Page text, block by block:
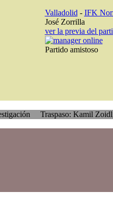
Valladolid - IFK
José Zorrilla
ver la previa del
Partido amistoso
Traspaso: Kamil Zoidl, Volyn